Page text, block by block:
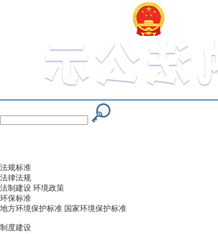
法规标准
法律法规
法制建设 环境政策
环保标准
地方环境保护标准 国家环境保护标准
制度建设